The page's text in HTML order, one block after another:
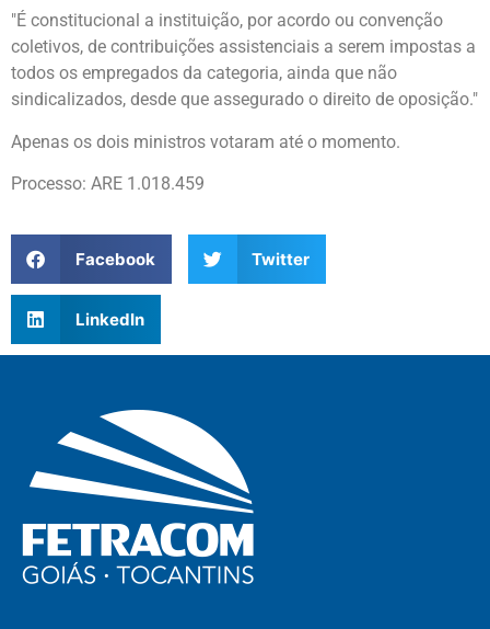
"É constitucional a instituição, por acordo ou convenção
coletivos, de contribuições assistenciais a serem impostas a
todos os empregados da categoria, ainda que não
sindicalizados, desde que assegurado o direito de oposição."
Apenas os dois ministros votaram até o momento.
Processo: ARE 1.018.459
Facebook Twitter
LinkedIn